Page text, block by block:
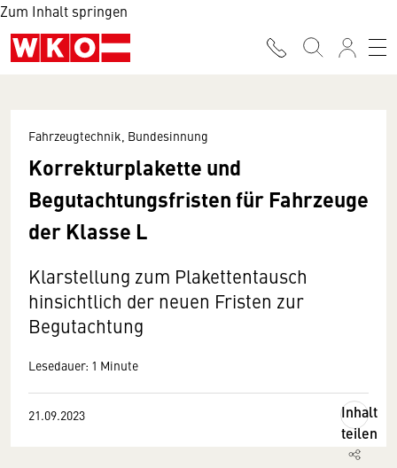
Zum Inhalt springen
Fahrzeugtechnik, Bundesinnung
Korrekturplakette und
Begutachtungsfristen für Fahrzeuge
der Klasse L
Klarstellung zum Plakettentausch
hinsichtlich der neuen Fristen zur
Begutachtung
Lesedauer: 1 Minute
21.09.2023
Inhalt
teilen